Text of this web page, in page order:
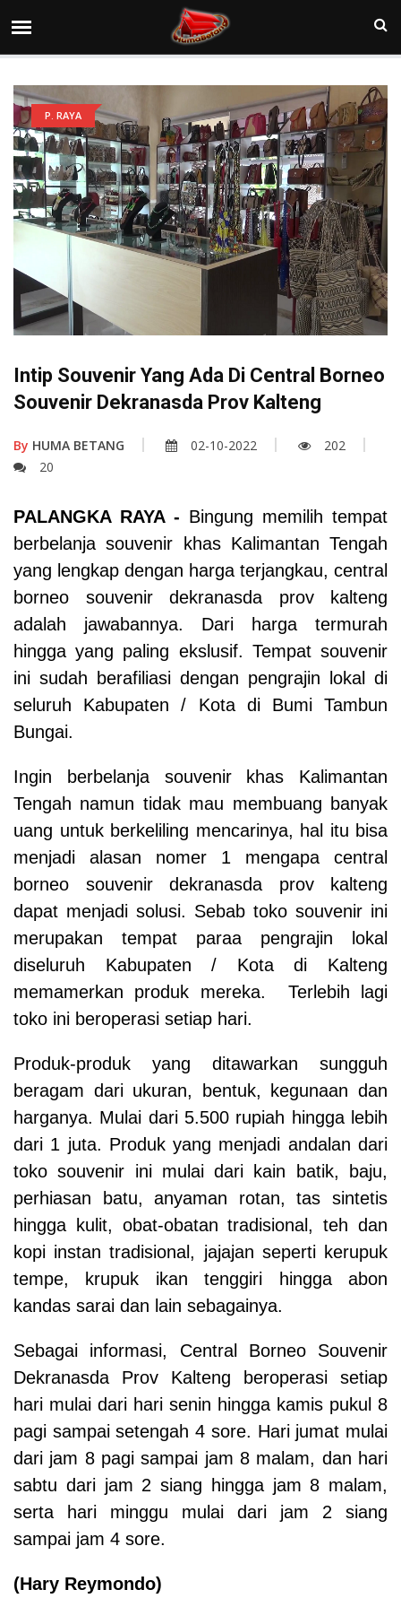
P. RAYA
Intip Souvenir Yang Ada Di Central Borneo
Souvenir Dekranasda Prov Kalteng
By HUMA BETANG 02-10-2022
202
20
PALANGKA RAYA - Bingung memilih tempat
berbelanja souvenir khas Kalimantan Tengah
yang lengkap dengan harga terjangkau, central
borneo souvenir dekranasda prov kalteng
adalah jawabannya. Dari harga termurah
hingga yang paling ekslusif. Tempat souvenir
ini sudah berafiliasi dengan pengrajin lokal di
seluruh Kabupaten / Kota di Bumi Tambun
Bungai.
Ingin berbelanja souvenir khas Kalimantan
Tengah namun tidak mau membuang banyak
uang untuk berkeliling mencarinya, hal itu bisa
menjadi alasan nomer 1 mengapa central
borneo souvenir dekranasda prov kalteng
dapat menjadi solusi. Sebab toko souvenir ini
merupakan tempat paraa pengrajin lokal
diseluruh Kabupaten / Kota di Kalteng
memamerkan produk mereka. Terlebih lagi
toko ini beroperasi setiap hari.
Produk-produk yang ditawarkan sungguh
beragam dari ukuran, bentuk, kegunaan dan
harganya. Mulai dari 5.500 rupiah hingga lebih
dari 1 juta. Produk yang menjadi andalan dari
toko souvenir ini mulai dari kain batik, baju,
perhiasan batu, anyaman rotan, tas sintetis
hingga kulit, obat-obatan tradisional, teh dan
kopi instan tradisional, jajajan seperti kerupuk
tempe, krupuk ikan tenggiri hingga abon
kandas sarai dan lain sebagainya.
Sebagai informasi, Central Borneo Souvenir
Dekranasda Prov Kalteng beroperasi setiap
hari mulai dari hari senin hingga kamis pukul 8
pagi sampai setengah 4 sore. Hari jumat mulai
dari jam 8 pagi sampai jam 8 malam, dan hari
sabtu dari jam 2 siang hingga jam 8 malam,
serta hari minggu mulai dari jam 2 siang
sampai jam 4 sore.
(Hary Reymondo)